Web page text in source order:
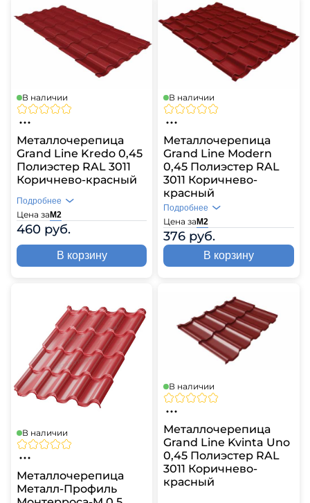
В наличии
Металлочерепица
Grand Line Kredo 0,45
Полиэстер RAL 3011
Коричнево-красный
Цена за М2
460 руб.
Подробнее
В корзину
В наличии
Металлочерепица
Grand Line Modern
0,45 Полиэстер RAL
3011 Коричнево-
красный
Цена заМ2
376 руб.
Подробнее
В корзину
В наличии
Металлочерепица
Металл-Профиль
В наличии
Металлочерепица
Grand Line Kvinta Uno
0,45 Полиэстер RAL
3011 Коричнево-
красный